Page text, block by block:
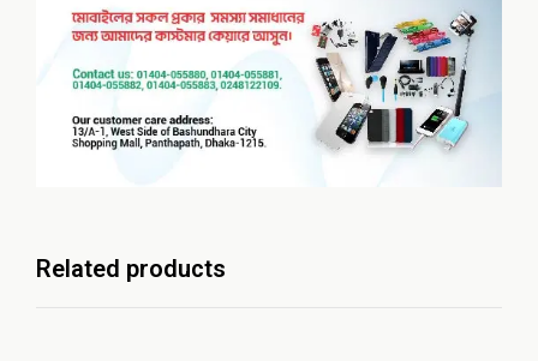
Related products